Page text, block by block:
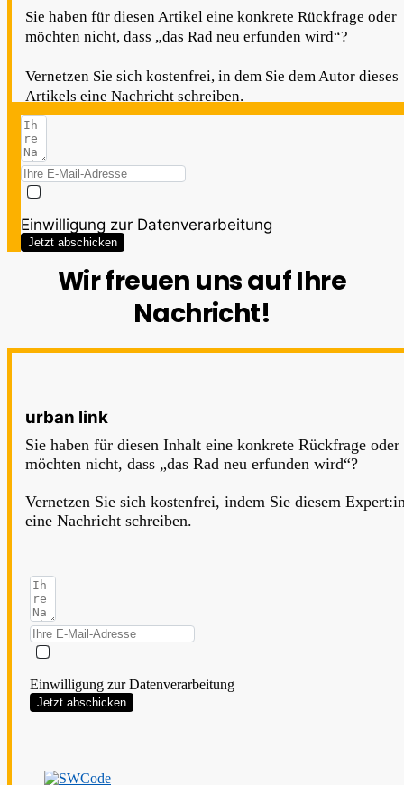
Sie haben für diesen Artikel eine konkrete Rückfrage oder
möchten nicht, dass „das Rad neu erfunden wird“?
Vernetzen Sie sich kostenfrei, in dem Sie dem Autor dieses
Artikels eine Nachricht schreiben.
Einwilligung zur Datenverarbeitung
Jetzt abschicken
Wir freuen uns auf Ihre
Nachricht!
urban link
Sie haben für diesen Inhalt eine konkrete Rückfrage oder
möchten nicht, dass „das Rad neu erfunden wird“?
Vernetzen Sie sich kostenfrei, indem Sie diesem
eine Nachricht schreiben.
Einwilligung zur Datenverarbeitung
Jetzt abschicken